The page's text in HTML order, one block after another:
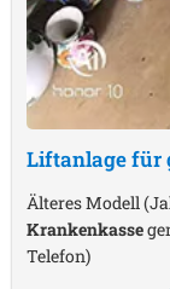
Liftanlage für
Älteres Modell
Krankenkasse
Telefon)